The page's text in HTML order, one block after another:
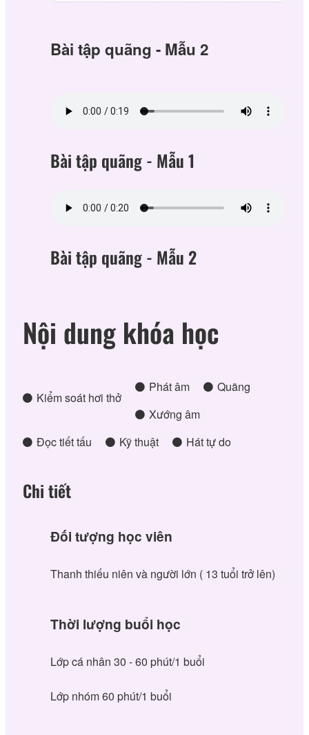
Bài tập quãng - Mẫu 2
Bài tập quãng - Mẫu 1
Bài tập quãng - Mẫu 2
Nội dung khóa học
Kiểm soát hơi thở
Phát âm
Quãng
Xướng âm
Đọc tiết tấu
Kỹ thuật Hát tự do
Chi tiết
Đối tượng học viên
Thanh thiếu niên và người lớn ( 13 tuổi trở lên)
Thời lượng buổi học
Lớp cá nhân 30 - 60 phút/1 buổi
Lớp nhóm 60 phút/1 buổi